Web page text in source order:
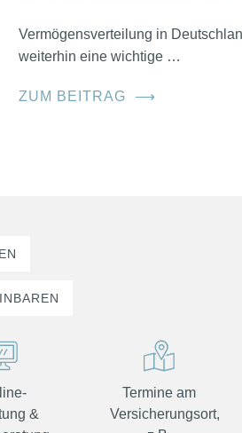
Vermögensverteilung in
weiterhin eine wichtige …
ZUM BEITRAG ⟶
&
Termine am
Versicherungsort,